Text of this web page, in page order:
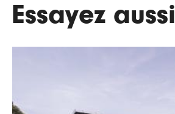
Essayez aussi